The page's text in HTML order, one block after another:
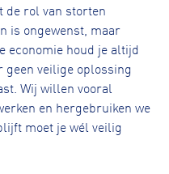
de rol van storten
is ongewenst, maar
economie houd je altijd
geen veilige oplossing
Wij willen vooral
en hergebruiken we
moet je wél veilig